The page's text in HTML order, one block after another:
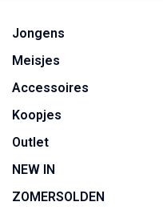
Jongens
Meisjes
Accessoires
Koopjes
Outlet
NEW IN
ZOMERSOLDEN